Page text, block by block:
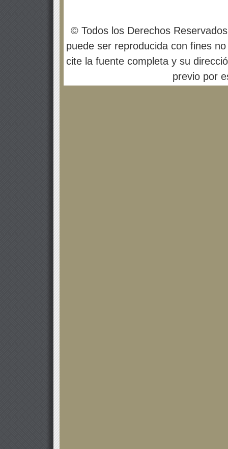
© Todos los Derechos
puede ser reproducida con fines
cite la fuente completa y su
previo por